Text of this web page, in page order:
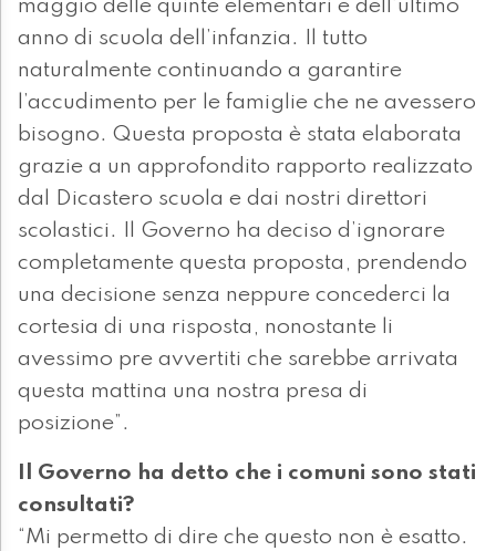
maggio delle quinte elementari e dell’ultimo
anno di scuola dell’infanzia. Il tutto
naturalmente continuando a garantire
l’accudimento per le famiglie che ne avessero
bisogno. Questa proposta è stata elaborata
grazie a un approfondito rapporto realizzato
dal Dicastero scuola e dai nostri direttori
scolastici. Il Governo ha deciso d’ignorare
completamente questa proposta, prendendo
una decisione senza neppure concederci la
cortesia di una risposta, nonostante li
avessimo pre avvertiti che sarebbe arrivata
questa mattina una nostra presa di
posizione”.
Il Governo ha detto che i comuni sono stati
consultati?
“Mi permetto di dire che questo non è esatto.